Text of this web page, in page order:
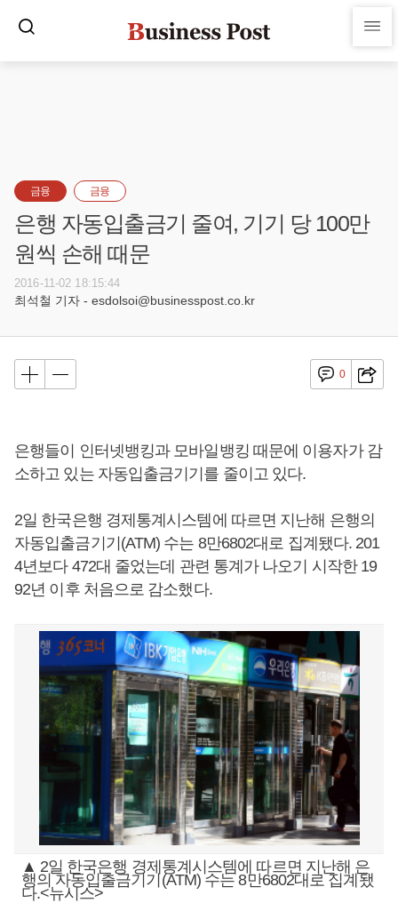
금융 금융
은행 자동입출금기 줄여, 기기 당 100만
원씩 손해 때문
2016-11-02 18:15:44
최석철 기자 - esdolsoi@businesspost.co.kr
0
은행들이 인터넷뱅킹과 모바일뱅킹 때문에 이용자가 감
소하고 있는 자동입출금기기를 줄이고 있다.
2일 한국은행 경제통계시스템에 따르면 지난해 은행의
자동입출금기기(ATM) 수는 8만6802대로 집계됐다. 201
4년보다 472대 줄었는데 관련 통계가 나오기 시작한 19
92년 이후 처음으로 감소했다.
▲ 2일 한국은행 경제통계시스템에 따르면 지난해 은
행의 자동입출금기기(ATM) 수는 8만6802대로 집계됐
다.<뉴시스>